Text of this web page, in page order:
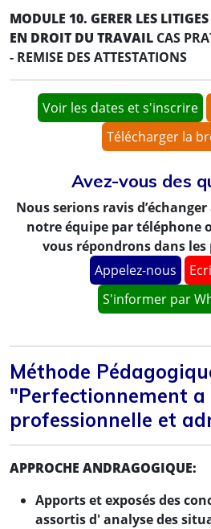
MODULE 10. GERER LES
EN DROIT DU TRAVAIL CAS
- REMISE DES ATTESTATIONS
Voir les dates et s'inscrire
Télécharger la
Avez-vous des
Nous serions ravis
notre équipe par téléphone
vous répondrons dans les
Appelez-nous
S'informer par
Méthode
"Perfectionnement
professionnelle et
APPROCHE ANDRAGOGIQUE:
Apports et exposés des
assortis d' analyse des